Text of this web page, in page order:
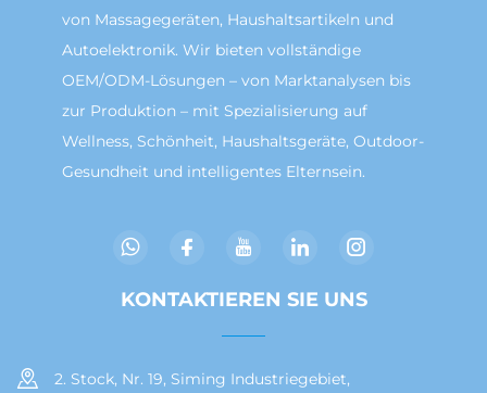
von Massagegeräten, Haushaltsartikeln und
Autoelektronik. Wir bieten vollständige
OEM/ODM-Lösungen – von Marktanalysen bis
zur Produktion – mit Spezialisierung auf
Wellness, Schönheit, Haushaltsgeräte, Outdoor-
Gesundheit und intelligentes Elternsein.
KONTAKTIEREN SIE UNS
2. Stock, Nr. 19, Siming Industriegebiet,